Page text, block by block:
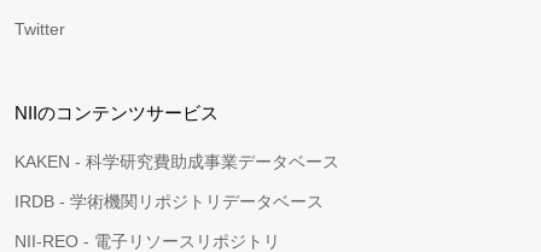
Twitter
NIIのコンテンツサービス
KAKEN - 科学研究費助成事業データベース
IRDB - 学術機関リポジトリデータベース
NII-REO - 電子リソースリポジトリ